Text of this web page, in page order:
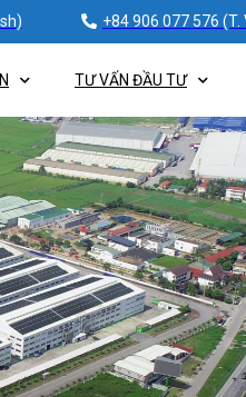
+84 906 077 576
TƯ VẤN ĐẦU TƯ